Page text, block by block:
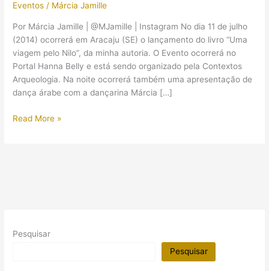
Eventos / Márcia Jamille
Por Márcia Jamille | @MJamille | Instagram No dia 11 de julho
(2014) ocorrerá em Aracaju (SE) o lançamento do livro “Uma
viagem pelo Nilo”, da minha autoria. O Evento ocorrerá no
Portal Hanna Belly e está sendo organizado pela Contextos
Arqueologia. Na noite ocorrerá também uma apresentação de
dança árabe com a dançarina Márcia […]
Lançamento
Read More »
Pesquisar
Pesquisar